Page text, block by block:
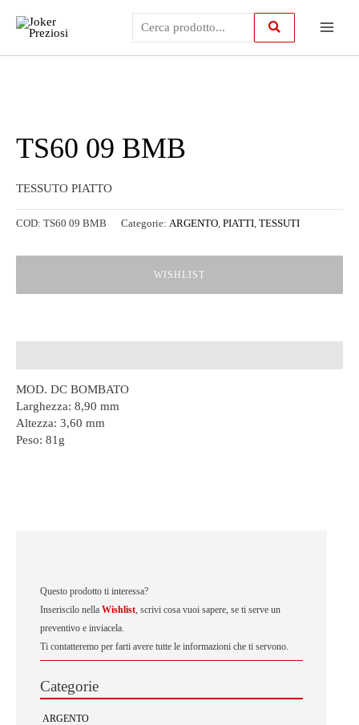
contenuto
Questo prodotto ti interessa?
Inseriscilo nella Wishlist, scrivi cosa vuoi sapere, se ti serve un
preventivo e inviacela.
Ti contatteremo per farti avere tutte le informazioni che ti servono.
Categorie
ARGENTO
TS60 09 BMB
TESSUTO PIATTO
COD: TS60 09 BMB Categorie: ARGENTO, PIATTI, TESSUTI
WISHLIST
MOD. DC BOMBATO
Larghezza: 8,90 mm
Altezza: 3,60 mm
Peso: 81g